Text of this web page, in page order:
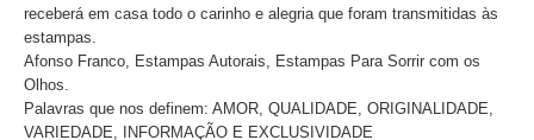
receberá em casa todo o carinho e alegria que foram transmitidas às
estampas.
Afonso Franco, Estampas Autorais, Estampas Para Sorrir com os
Olhos.
Palavras que nos definem: AMOR, QUALIDADE, ORIGINALIDADE,
VARIEDADE, INFORMAÇÃO E EXCLUSIVIDADE